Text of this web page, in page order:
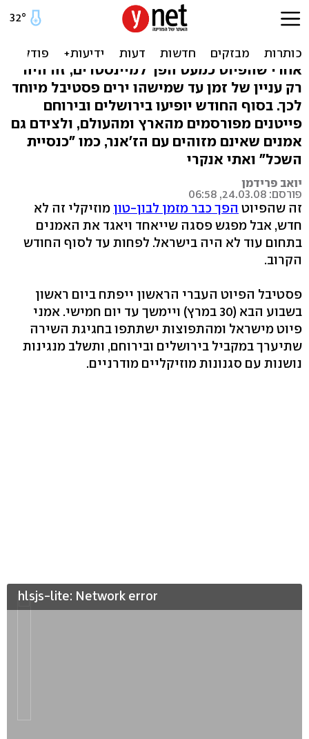
האזינו: פסטיבל הפיוט
הראשון יוצא לדרך
אחרי שהפיוט כמעט הפך למיינסטרים, זה היה
רק עניין של זמן עד שמישהו ירים פסטיבל מיוחד
לכך. בסוף החודש יופיעו בירושלים ובירוחם
פייטנים מפורסמים מהארץ ומהעולם, ולצידם גם
אמנים שאינם מזוהים עם הז'אנר, כמו "כנסיית
השכל" ואתי אנקרי
יואב פרידמן
פורסם: 24.03.08, 06:58
זה שהפיוט הפך כבר מזמן לבון-טון מוזיקלי זה לא
חדש, אבל מפגש פסגה שייאחד ויאגד את האמנים
בתחום עוד לא היה בישראל. לפחות עד לסוף החודש
הקרוב.
פסטיבל הפיוט העברי הראשון ייפתח ביום ראשון
בשבוע הבא (30 במרץ) ויימשך עד יום חמישי. אמני
פיוט מישראל ומהתפוצות ישתתפו בחגיגת השירה
שתיערך במקביל בירושלים ובירוחם, ותשלב מנגינות
נושנות עם סגנונות מוזיקליים מודרניים.
hlsjs-lite: Network error